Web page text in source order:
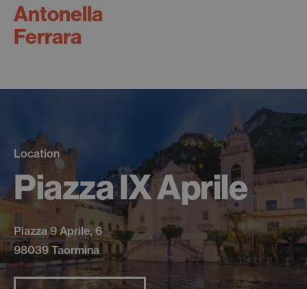
Antonella
Ferrara
Location
Piazza IX Aprile
Piazza 9 Aprile, 6
98039 Taormina